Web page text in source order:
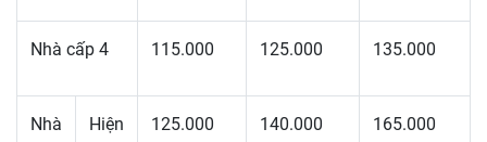
Nhà cấp 4 115.000 125.000 135.000
Nhà
Hiện
125.000 140.000 165.000